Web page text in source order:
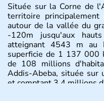
Située sur la Corne de
territoire
autour de la vallée du
-120m jusqu'aux
atteignant 4543 m au
superficie de 1 137 000
de 108 millions
Addis-Abeba, située sur
et comptant 3,4 millions